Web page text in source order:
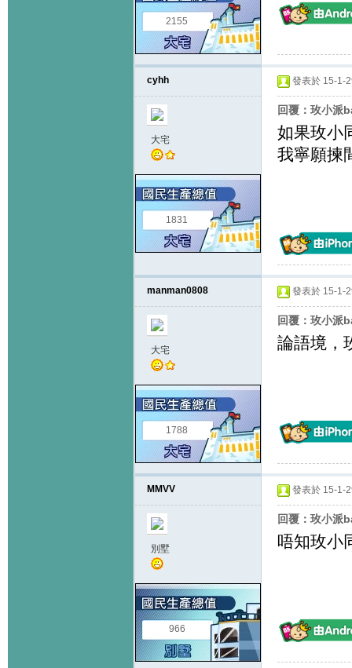
2155
cyhh
大宅
1831
發表於 15-1-
回覆：玫小派
如果玫小
我寧願揀
manman0808
大宅
1788
發表於 15-1-
回覆：玫小派
論語境，
MMVV
別墅
966
發表於 15-1-
回覆：玫小派
唔知玫小